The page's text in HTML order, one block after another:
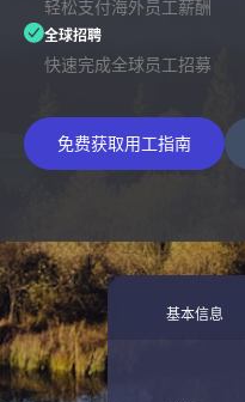
轻松支付海外员工薪酬
全球招聘
快速完成全球员工招募
免费获取用工指南
基本信息